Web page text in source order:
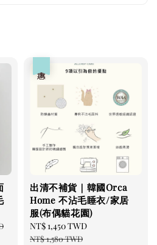
老鼠
加入購物車
瀏覽更多
出清不補貨｜韓國Orca
Home 不沾毛睡衣/家居
服(布偶貓花園)
Sale
price
NT$ 1,450 TWD
NT$ 1,580 TWD